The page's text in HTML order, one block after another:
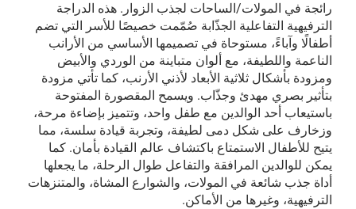
رائجة في المولات/الساحات لجذب الزوار. هذه الدراجة
الترفيهية التفاعلية الجذّابة صُمّمت خصيصًا للأسر التي تضم
أطفالًا وآباءً، مستوحاة في تصميمها الأساسي من الأرانب
الناعمة واللطيفة، مع ألوان متباينة من الوردي والأبيض
ومزودة بأشكال ثلاثية الأبعاد لأذني الأرنب، كما تأتي مزودة
بتأثير بصري مهدئ وجذّاب. ويسمح المقصورة المفتوحة
باستيعاب أحد الوالدين مع طفل واحد، وتتميز بإضاءة مرحة،
وزخارف على شكل دمى لطيفة، وتجربة قيادة سلسة، مما
يتيح للأطفال الاستمتاع باكتشاف عالم القيادة بأمان. كما
يمكن للوالدين المرافقة والتفاعل طوال الرحلة، ما يجعلها
أداة جذب شائعة في المولات، والشوارع المشاة، والمتنزهات
الترفيهية، وغيرها من الأماكن.